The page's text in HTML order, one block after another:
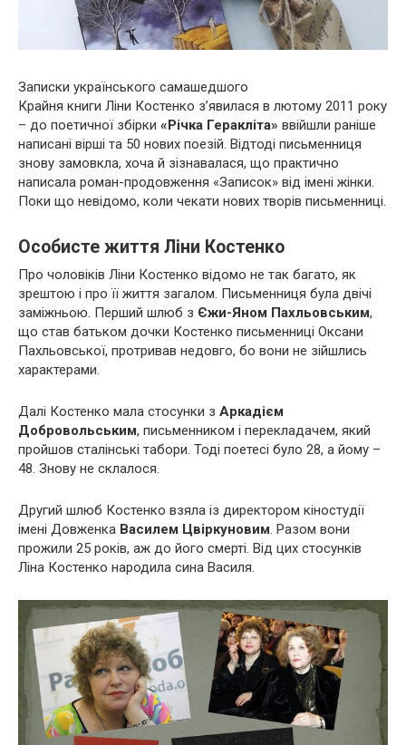
Записки українського самашедшого
Крайня книги Ліни Костенко з’явилася в лютому 2011 року
– до поетичної збірки «Річка Геракліта» ввійшли раніше
написані вірші та 50 нових поезій. Відтоді письменниця
знову замовкла, хоча й зізнавалася, що практично
написала роман-продовження «Записок» від імені жінки.
Поки що невідомо, коли чекати нових творів письменниці.
Особисте життя Ліни Костенко
Про чоловіків Ліни Костенко відомо не так багато, як
зрештою і про її життя загалом. Письменниця була двічі
заміжньою. Перший шлюб з Єжи-Яном Пахльовським,
що став батьком дочки Костенко письменниці Оксани
Пахльовської, протривав недовго, бо вони не зійшлись
характерами.
Далі Костенко мала стосунки з Аркадієм
Добровольським, письменником і перекладачем, який
пройшов сталінські табори. Тоді поетесі було 28, а йому –
48. Знову не склалося.
Другий шлюб Костенко взяла із директором кіностудії
імені Довженка Василем Цвіркуновим. Разом вони
прожили 25 років, аж до його смерті. Від цих стосунків
Ліна Костенко народила сина Василя.